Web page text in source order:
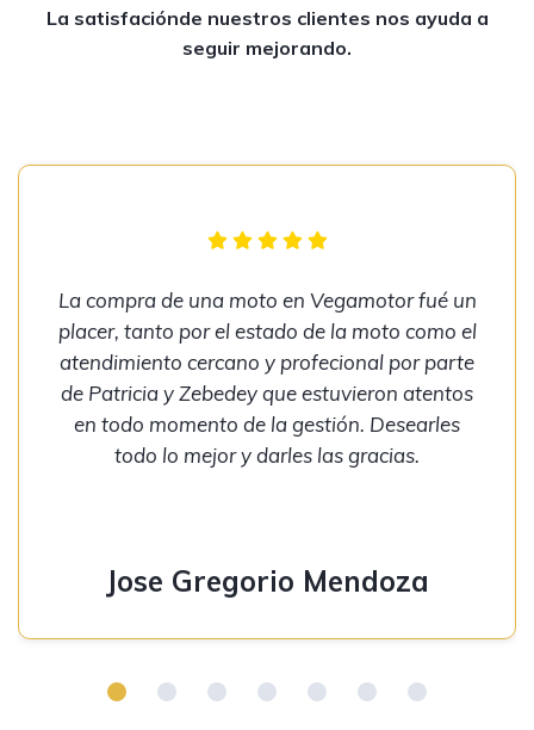
La satisfaciónde nuestros clientes nos ayuda a
seguir mejorando.
La compra de una moto en Vegamotor fué un
placer, tanto por el estado de la moto como el
atendimiento cercano y profecional por parte
de Patricia y Zebedey que estuvieron atentos
en todo momento de la gestión. Desearles
todo lo mejor y darles las gracias.
Jose Gregorio Mendoza